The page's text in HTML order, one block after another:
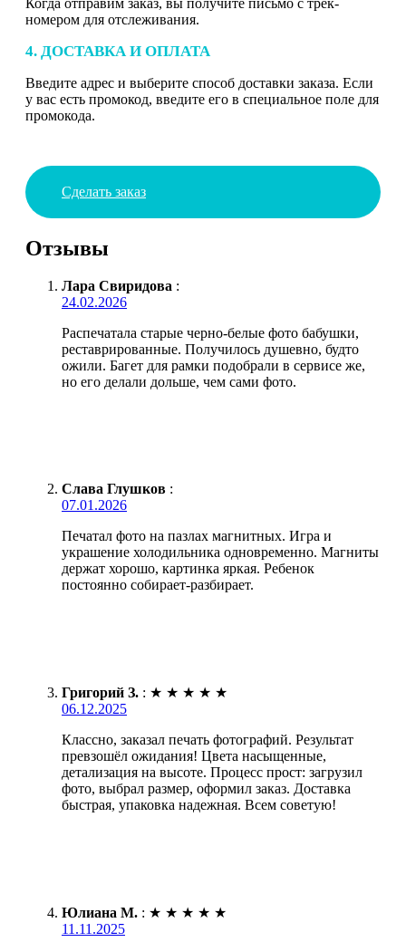
номером для отслеживания.
4. ДОСТАВКА И ОПЛАТА
Введите адрес и выберите способ доставки заказа. Если
у вас есть промокод, введите его в специальное поле для
промокода.
Сделать заказ
Отзывы
Лара Свиридова :
24.02.2026
Распечатала старые черно-белые фото бабушки,
реставрированные. Получилось душевно, будто
ожили. Багет для рамки подобрали в сервисе же,
но его делали дольше, чем сами фото.
Слава Глушков :
07.01.2026
Печатал фото на пазлах магнитных. Игра и
украшение холодильника одновременно. Магниты
держат хорошо, картинка яркая. Ребенок
постоянно собирает-разбирает.
Григорий З. : ★ ★ ★ ★ ★
06.12.2025
Классно, заказал печать фотографий. Результат
превзошёл ожидания! Цвета насыщенные,
детализация на высоте. Процесс прост: загрузил
фото, выбрал размер, оформил заказ. Доставка
быстрая, упаковка надежная. Всем советую!
Юлиана М. : ★ ★ ★ ★ ★
11.11.2025